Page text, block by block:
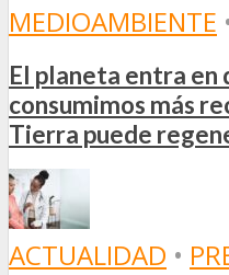
MEDIOAMBIENTE
El planeta entra
consumimos más
Tierra puede
ACTUALIDAD •